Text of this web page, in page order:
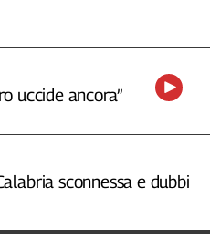
uccide ancora”
sconnessa e dubbi